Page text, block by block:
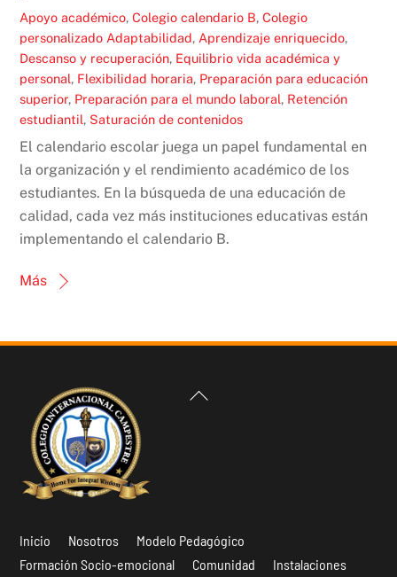
Apoyo académico,Colegio calendario B,Colegio
personalizado Adaptabilidad, Aprendizaje enriquecido,
Descanso y recuperación, Equilibrio vida académica y
personal, Flexibilidad horaria, Preparación para educación
superior, Preparación para el mundo laboral, Retención
estudiantil, Saturación de contenidos
El calendario escolar juega un papel fundamental en
la organización y el rendimiento académico de los
estudiantes. En la búsqueda de una educación de
calidad, cada vez más instituciones educativas están
implementando el calendario B.
Más
Back
Inicio Nosotros
Modelo Pedagógico
Formación Socio-emocional
Comunidad Instalaciones